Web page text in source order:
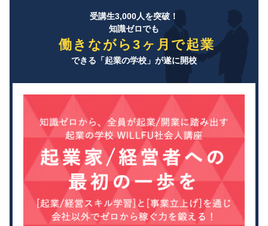
受講生3,000人を突破！
知識ゼロでも
働きながら3ヶ月で起業
できる「起業の学校」が遂に開校